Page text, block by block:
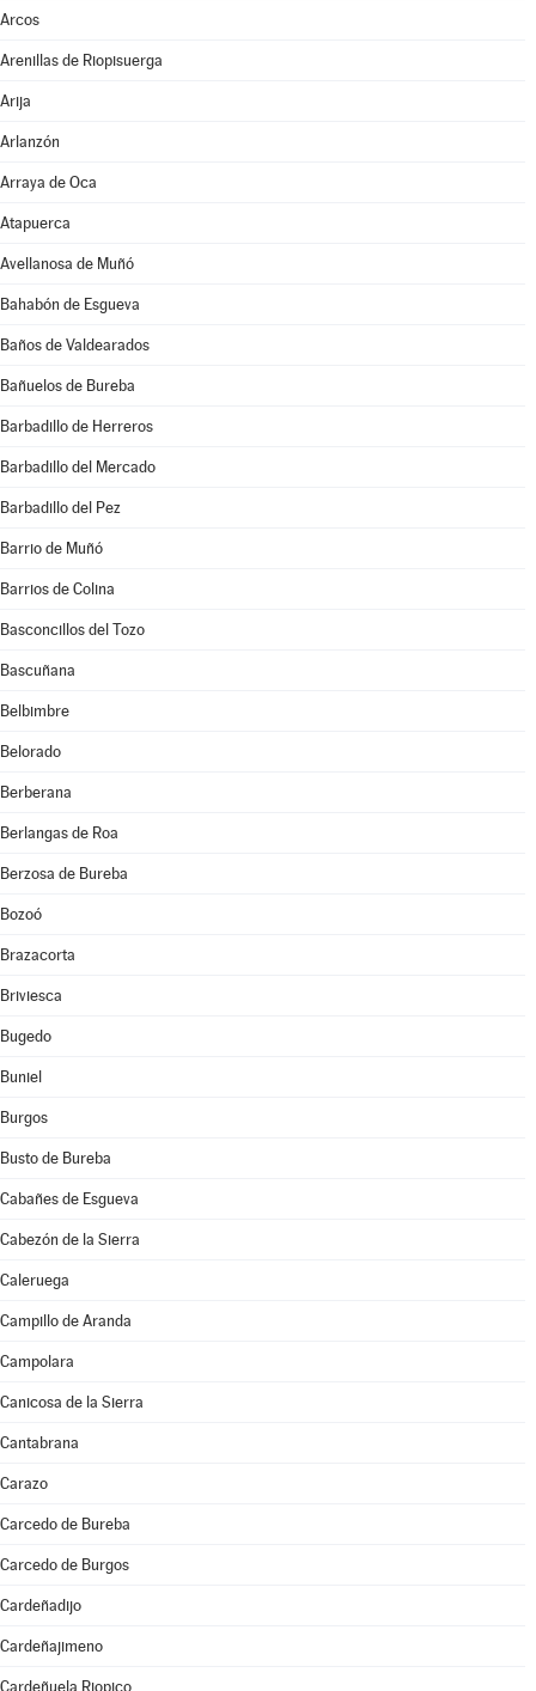
Arcos
Arenillas de Riopisuerga
Arija
Arlanzón
Arraya de Oca
Atapuerca
Avellanosa de Muñó
Bahabón de Esgueva
Baños de Valdearados
Bañuelos de Bureba
Barbadillo de Herreros
Barbadillo del Mercado
Barbadillo del Pez
Barrio de Muñó
Barrios de Colina
Basconcillos del Tozo
Bascuñana
Belbimbre
Belorado
Berberana
Berlangas de Roa
Berzosa de Bureba
Bozoó
Brazacorta
Briviesca
Bugedo
Buniel
Burgos
Busto de Bureba
Cabañes de Esgueva
Cabezón de la Sierra
Caleruega
Campillo de Aranda
Campolara
Canicosa de la Sierra
Cantabrana
Carazo
Carcedo de Bureba
Carcedo de Burgos
Cardeñadijo
Cardeñajimeno
Cardeñuela Riopico